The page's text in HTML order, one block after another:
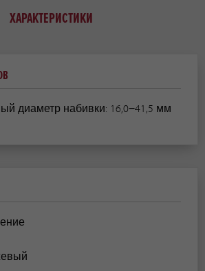
ХАРАКТЕРИСТИКИ
диаметр набивки: 16,0−41,5 мм